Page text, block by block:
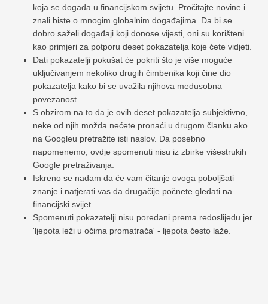
koja se događa u financijskom svijetu. Pročitajte novine i
znali biste o mnogim globalnim događajima. Da bi se
dobro saželi događaji koji donose vijesti, oni su korišteni
kao primjeri za potporu deset pokazatelja koje ćete vidjeti.
Dati pokazatelji pokušat će pokriti što je više moguće
uključivanjem nekoliko drugih čimbenika koji čine dio
pokazatelja kako bi se uvažila njihova međusobna
povezanost.
S obzirom na to da je ovih deset pokazatelja subjektivno,
neke od njih možda nećete pronaći u drugom članku ako
na Googleu pretražite isti naslov. Da posebno
napomenemo, ovdje spomenuti nisu iz zbirke višestrukih
Google pretraživanja.
Iskreno se nadam da će vam čitanje ovoga poboljšati
znanje i natjerati vas da drugačije počnete gledati na
financijski svijet.
Spomenuti pokazatelji nisu poredani prema redoslijedu jer
'ljepota leži u očima promatrača' - ljepota često laže.